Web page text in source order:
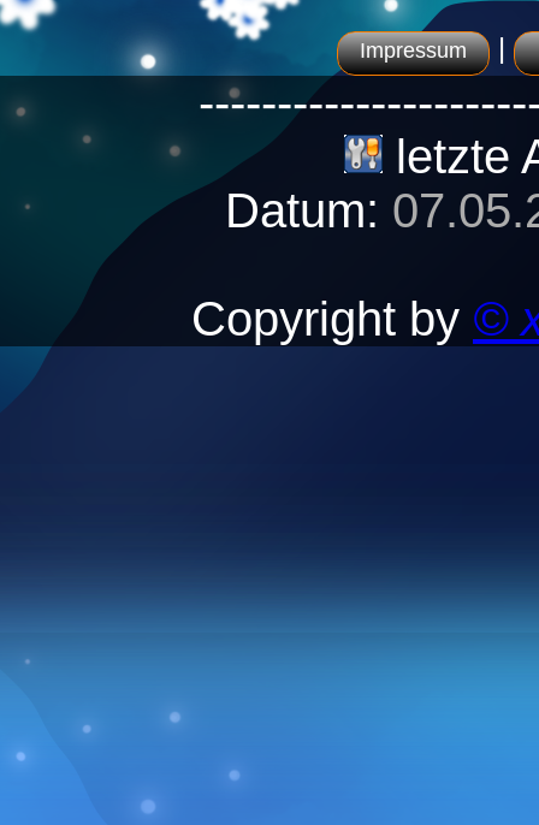
Impressum |
letzte
Datum:
Copyright by ©